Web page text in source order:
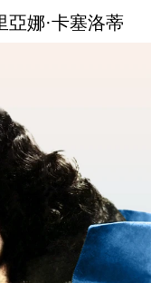
亞娜·卡塞洛蒂